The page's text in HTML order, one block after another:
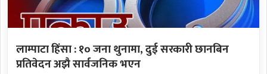
लाम्पाटा हिंसा : १० जना थुनामा, दुई सरकारी छानबिन
प्रतिवेदन अझै सार्वजनिक भएन